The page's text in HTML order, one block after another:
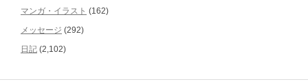
マンガ・イラスト (162)
メッセージ (292)
日記 (2,102)